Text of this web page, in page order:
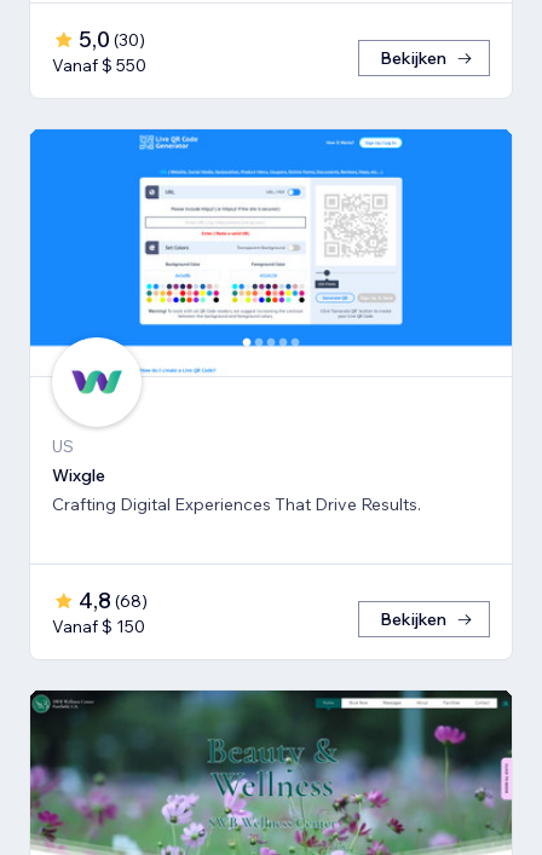
5,0 (30)
Vanaf $ 550
Bekijken
US
Wixgle
Crafting Digital Experiences That Drive Results.
4,8 (68)
Vanaf $ 150
Bekijken